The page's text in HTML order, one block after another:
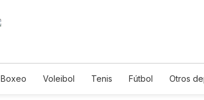
Boxeo Voleibol Tenis Fútbol Otros